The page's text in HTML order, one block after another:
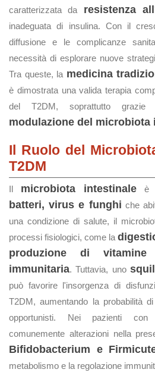
caratterizzata da resistenza
inadeguata di insulina. Con il
diffusione e le complicanze
necessità di esplorare nuove
Tra queste, la medicina
è dimostrata una valida terapia
del T2DM, soprattutto
modulazione del microbiota
Il Ruolo del
T2DM
Il microbiota intestinaleè
batteri, virus e funghi che
una condizione di salute, il
processi fisiologici, come la
produzione di vitamine
immunitaria. Tuttavia, uno
può favorire l'insorgenza di
T2DM, aumentando la probabilità
opportunisti. Nei pazienti
comunemente alterazioni nella
Bifidobacterium e
metabolismo e la regolazione